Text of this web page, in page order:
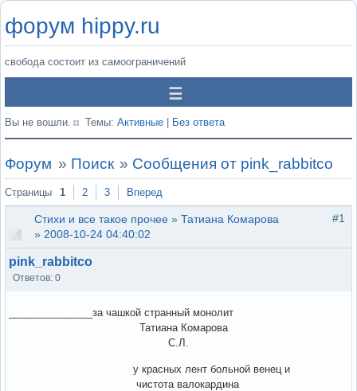
форум hippy.ru
свобода состоит из самоограничений
Вы не вошли. Темы: Активные Без ответа
Форум » Поиск » Сообщения от pink_rabbitco
Страницы 1 2 3 Вперед
#1
Стихи и все такое прочее » Татиана Комарова
» 2008-10-24 04:40:02
pink_rabbitco
Ответов: 0
_______________за чашкой странный монолит
Татиана Комарова
С.Л.
у красных лент больной венец и
чистота валокардина